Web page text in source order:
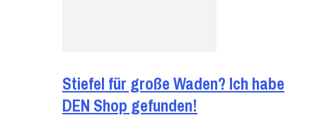
Stiefel für große Waden? Ich habe
DEN Shop gefunden!